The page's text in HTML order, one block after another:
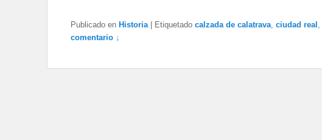
Publicado en Historia | Etiquetado calzada de calatrava ciudad real
comentario ↓